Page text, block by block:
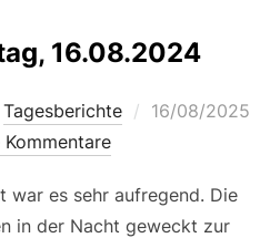
16.08.2024
Tagesberichte
Veröffentlicht
16/08/2025
Kommentare
war es sehr aufregend. Die
in der Nacht geweckt zur